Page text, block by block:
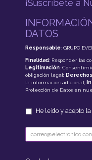
¡Suscríbete a
DATOS
Responsable: GRUPO
Finalidad: Responder las
Legitimación:
obligación legal; Derechos
la información adicional;
Protección de Datos en
He leído y acepto la